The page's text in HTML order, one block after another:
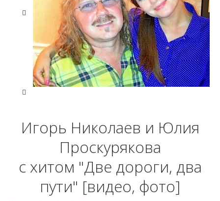
Игорь Николаев и Юлия
Проскурякова
с хитом "Две дороги, два
пути" [видео, фото]